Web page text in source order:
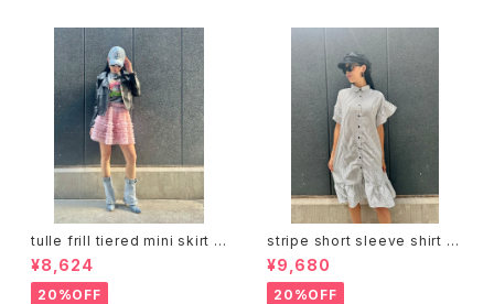
tulle frill tiered mini skirt ス
カート チュール フリル ミニスカ
ート ゴムウエスト インナーショ
ーツ
¥8,624
20%OFF
stripe short sleeve shirt o
ne-piece ワンピース シャツワ
ンピ フリル ストライプ
¥9,680
20%OFF